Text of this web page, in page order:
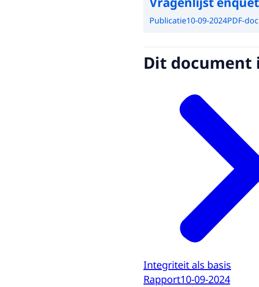
Publicatie10-09-2024PDF-
Dit document
Integriteit als basis
Rapport10-09-2024